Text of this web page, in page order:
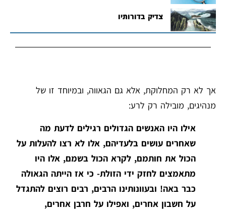
צדיק בדורותיו
אך לא רק המחלוקת, אלא גם הגאווה, ובמיוחד זו של
מנהיגים, מובילה רק לרע:
אילו היו האנשים הגדולים רגילים לדעת מה
שאחרים עושים בלעדיהם, אלו לא רצו להעלות על
הכול את חותמם, לקרא הכול בשמם, אלו היו
מתאמצים לחזק ידי הזולת- כי אז הייתה הגאולה
כבר באה! ובעוונותינו הרבים, רבים רוצים להתגדל
על חשבון אחרים, ואפילו על חרבן אחרים,